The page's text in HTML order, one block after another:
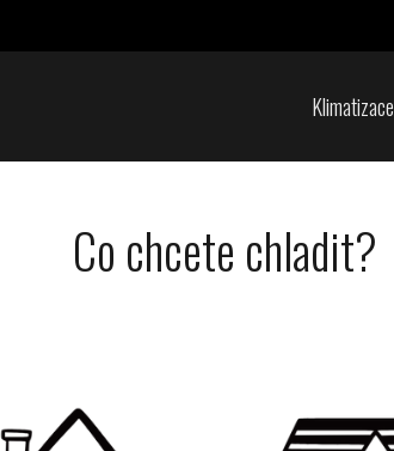
Klimatizace
Co chcete chladit?